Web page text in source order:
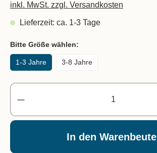
inkl. MwSt. zzgl. Versandkosten
Lieferzeit: ca. 1-3 Tage
Bitte Größe wählen:
1-3 Jahre 3-8 Jahre
In den Warenbeutel